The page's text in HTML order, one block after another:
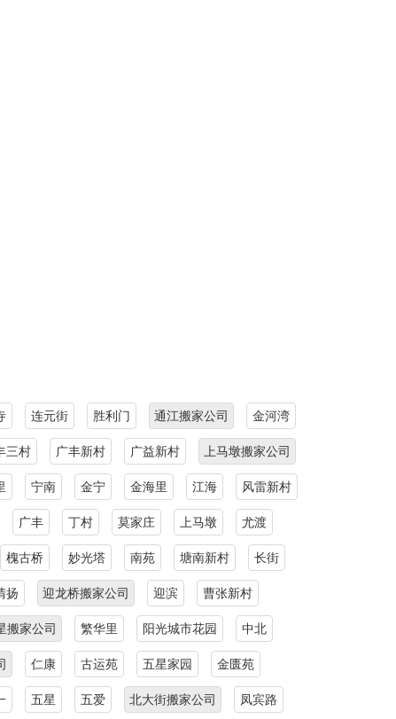
连元街 胜利门 通江搬家公司 金河湾
三村 广丰新村 广益新村 上马墩搬家公司
宁南 金宁 金海里 江海 风雷新村
广丰 丁村 莫家庄 上马墩 尤渡
槐古桥 妙光塔 南苑 塘南新村 长街
扬 迎龙桥搬家公司 迎滨 曹张新村
搬家公司 繁华里 阳光城市花园 中北
仁康 古运苑 五星家园 金匮苑
五星 五爱 北大街搬家公司 凤宾路